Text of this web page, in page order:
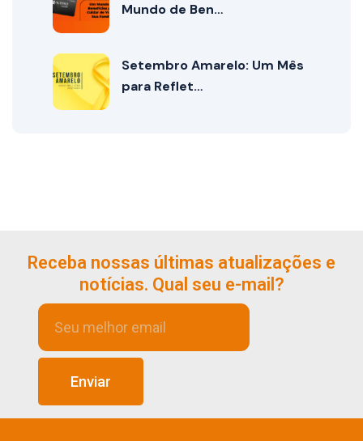
Mundo de Ben…
Setembro Amarelo: Um Mês
para Reflet…
Receba nossas últimas atualizações e
notícias. Qual seu e-mail?
Enviar